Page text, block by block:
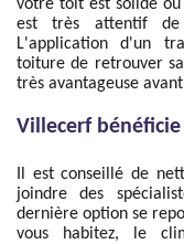
votre toit est solide ou
est très attentif de
L'application d'un
toiture de retrouver
très avantageuse
Villecerf
Il est conseillé de
joindre des
dernière option se
vous habitez, le